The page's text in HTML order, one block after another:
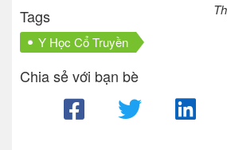
Tags
Y Học Cổ Truyền
Chia sẻ với bạn bè